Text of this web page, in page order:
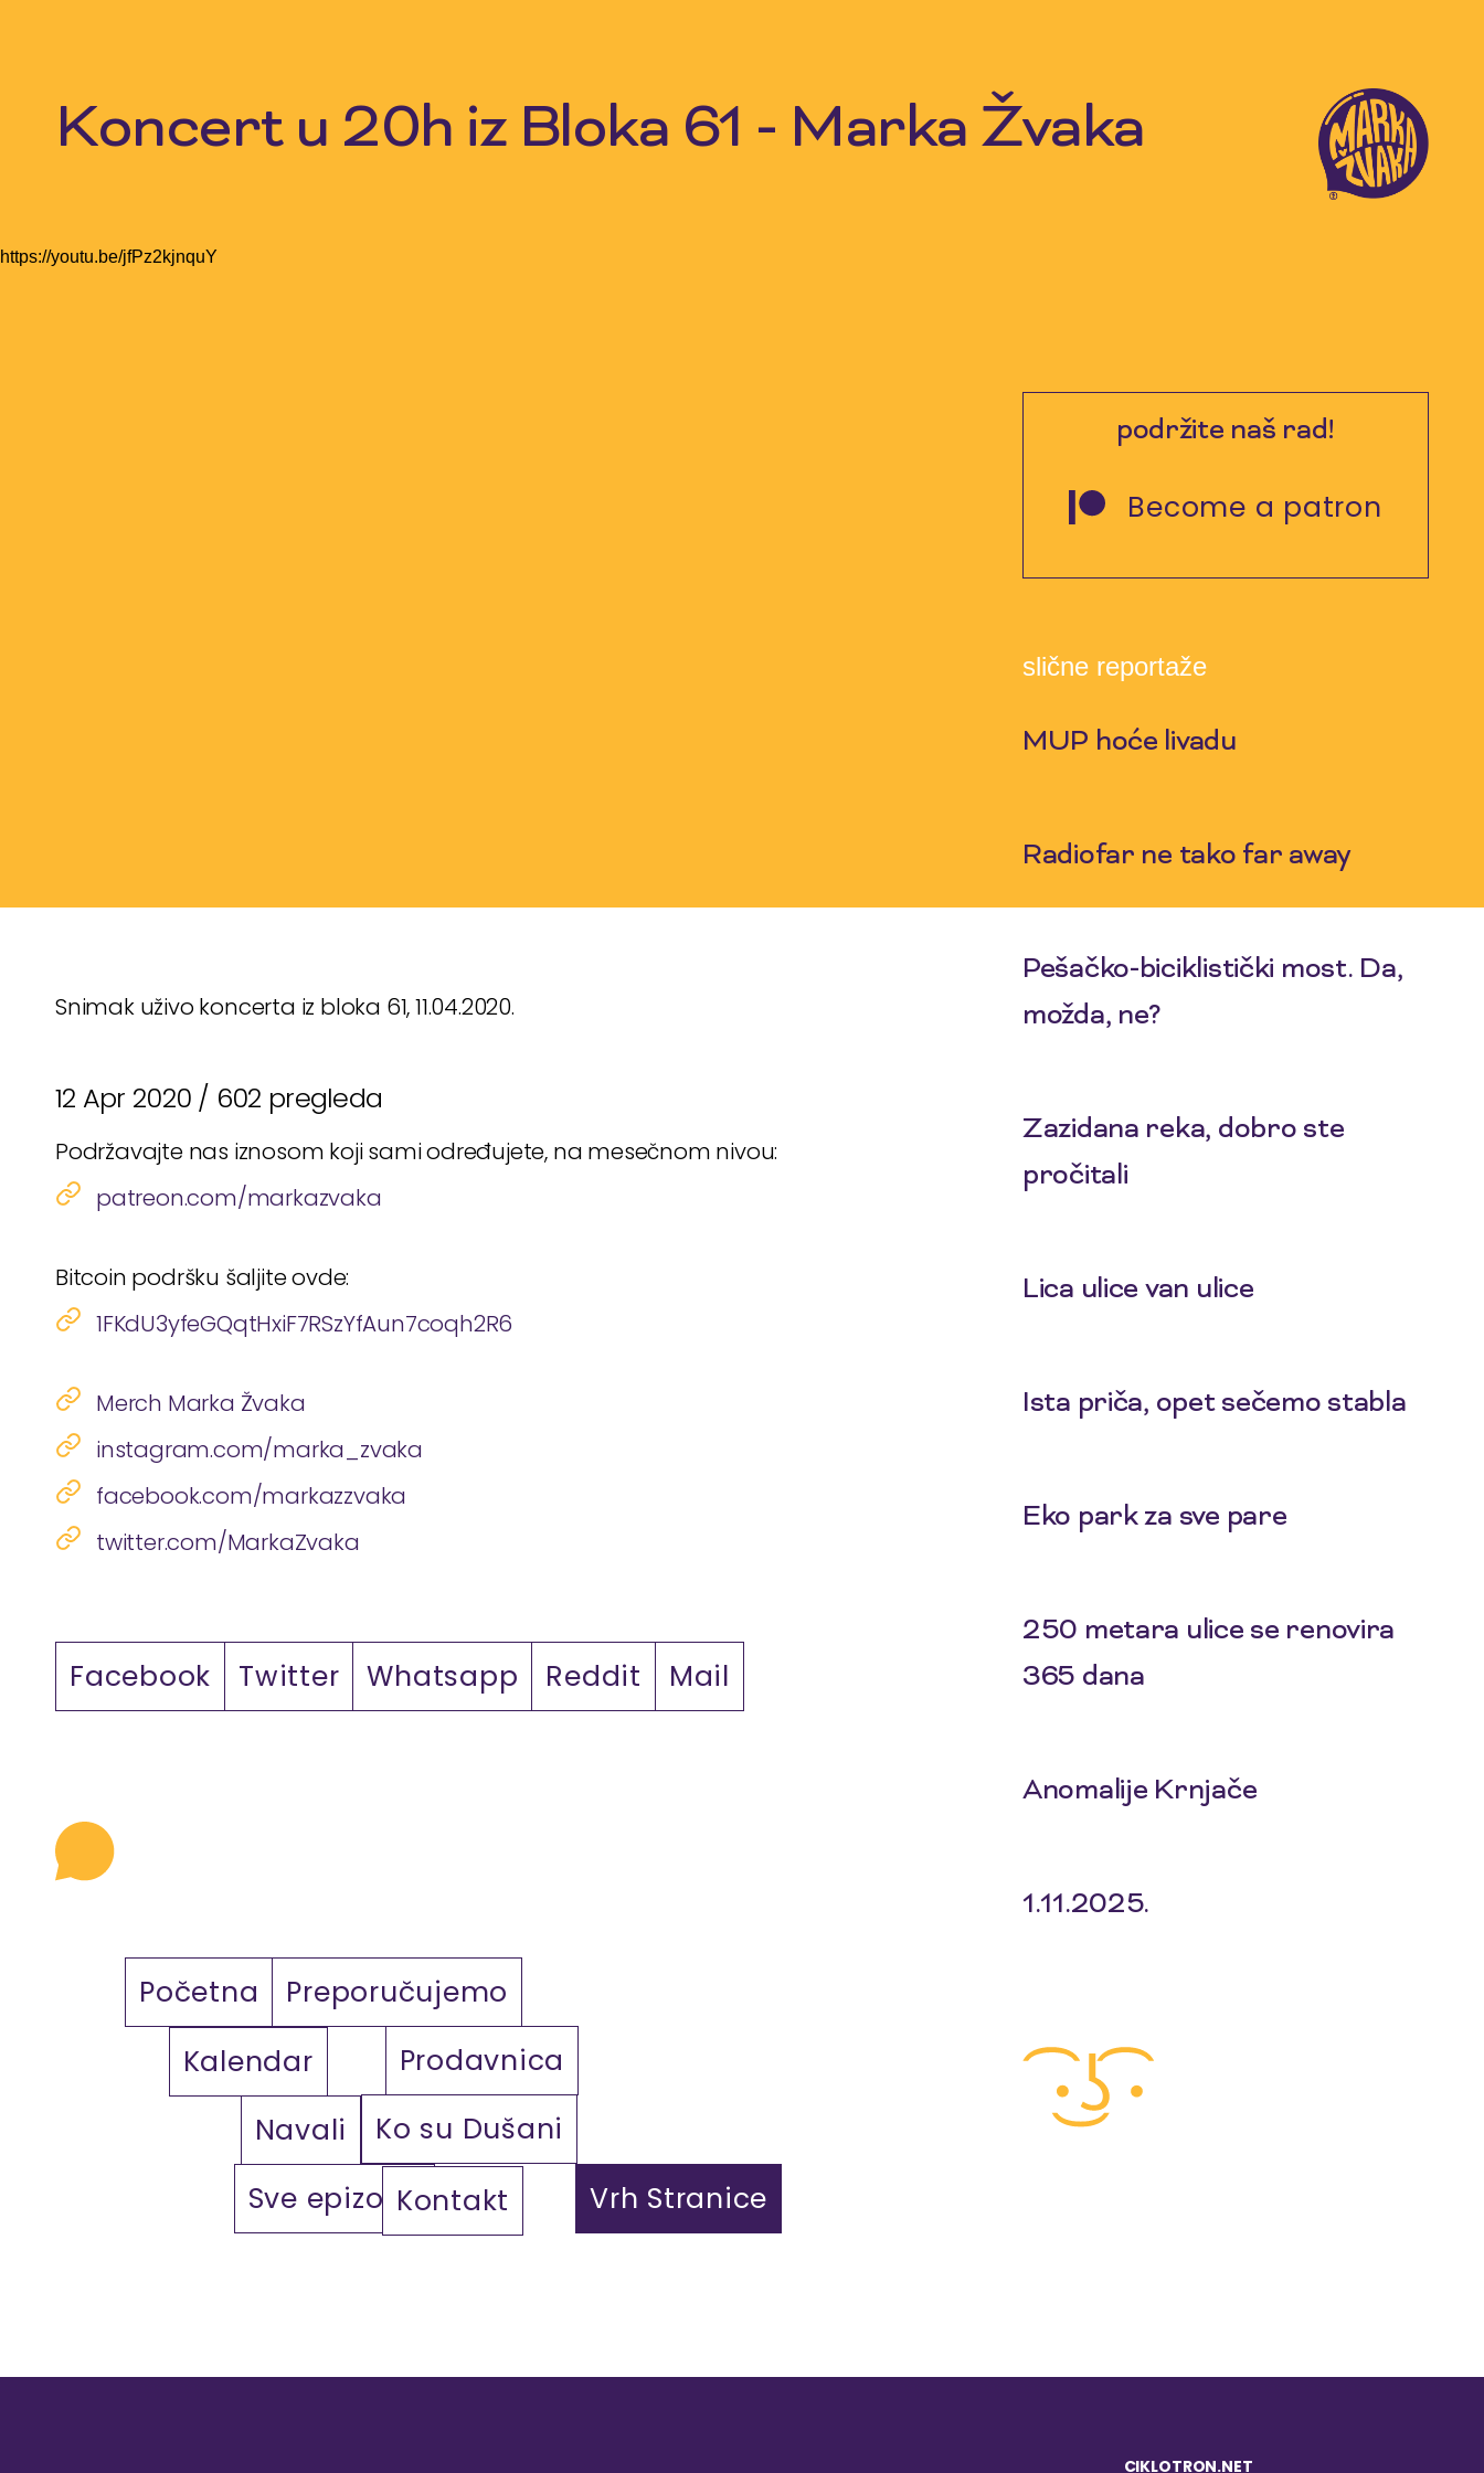
Koncert u 20h iz Bloka 61 - Marka Žvaka
https://youtu.be/jfPz2kjnquY
Snimak uživo koncerta iz bloka 61, 11.04.2020.
12 Apr 2020 / 602 pregleda
Podržavajte nas iznosom koji sami određujete, na mesečnom nivou:
patreon.com/markazvaka
Bitcoin podršku šaljite ovde:
1FKdU3yfeGQqtHxiF7RSzYfAun7coqh2R6
Merch Marka Žvaka
instagram.com/marka_zvaka
facebook.com/markazzvaka
twitter.com/MarkaZvaka
Facebook Twitter Whatsapp Reddit Mail
Početna
Preporučujemo
Kalendar
Prodavnica
Navali
Ko su Dušani
Sve epizodeKontakt Vrh Stranice
podržite naš rad!
Become a patron
slične reportaže
MUP hoće livadu
Radiofar ne tako far away
Pešačko-biciklistički most. Da,
možda, ne?
Zazidana reka, dobro ste
pročitali
Lica ulice van ulice
Ista priča, opet sečemo stabla
Eko park za sve pare
250 metara ulice se renovira
365 dana
Anomalije Krnjače
1.11.2025.
CIKLOTRON.NET